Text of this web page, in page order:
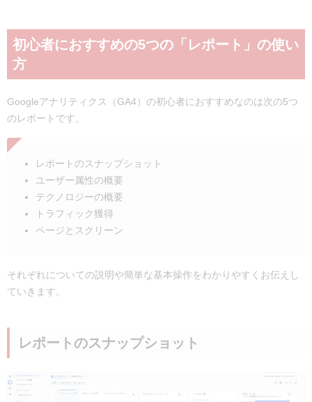
初心者におすすめの5つの「レポート」の使い
方
Googleアナリティクス（GA4）の初心者におすすめなのは次の5つ
のレポートです。
レポートのスナップショット
ユーザー属性の概要
テクノロジーの概要
トラフィック獲得
ページとスクリーン
それぞれについての説明や簡単な基本操作をわかりやすくお伝えし
ていきます。
レポートのスナップショット